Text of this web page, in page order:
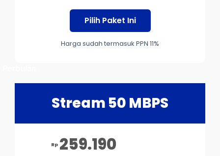
Pilih Paket Ini
Harga sudah termasuk PPN 11%
Stream 50 MBPS
Rp 259.190